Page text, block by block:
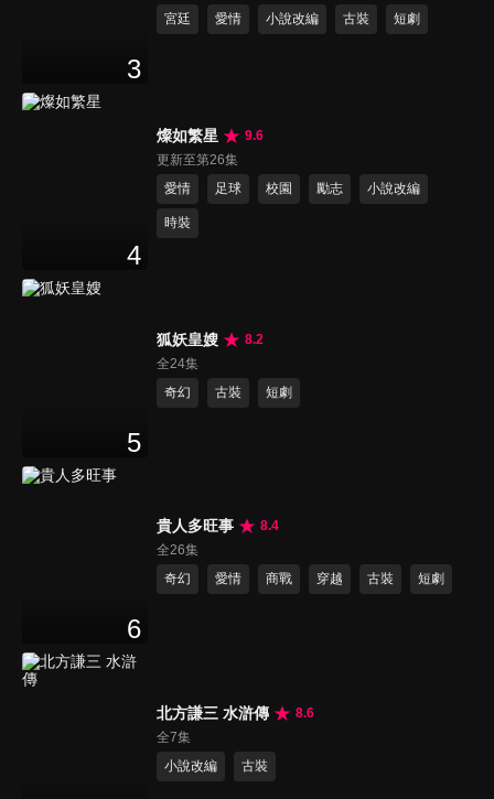
3
宮廷
愛情 小說改編 古裝 短劇
4
燦如繁星
9.6
更新至第26集
愛情
足球 校園 勵志 小說改編
時裝
5
狐妖皇嫂
8.2
全24集
奇幻
古裝 短劇
6
貴人多旺事
8.4
全26集
奇幻
愛情 商戰 穿越 古裝 短劇
北方謙三 水滸傳
8.6
全7集
小說改編
古裝